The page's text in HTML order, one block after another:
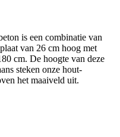
is een combinatie van
van 26 cm hoog met
cm. De hoogte van deze
steken onze hout-
het maaiveld uit.